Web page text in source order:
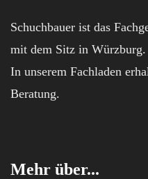
Schuchbauer ist das
mit dem Sitz in Würzburg.
In unserem Fachladen
Beratung.
Mehr über...